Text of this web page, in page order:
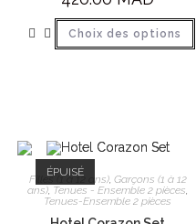
Choix des options
ÉPUISÉ
Filles (1 à 12 ans), Garçons (1 à 12
ans), Tenues - Ensemble 2 pièces,
Tenues-Ensemble 2 pièces